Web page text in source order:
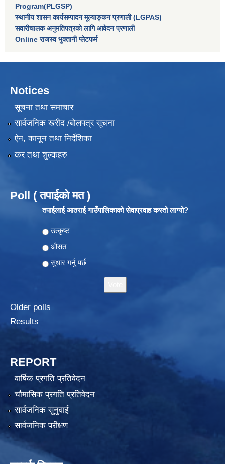
Program(PLGSP)
स्थानीय शासन कार्यसम्पादन मूल्याङ्कन प्रणाली (LGPAS)
सवारीचालक अनुमतिपत्रको लागि आवेदन प्रणाली
Online राजस्व भुक्तानी प्लेटफर्म
Notices
सूचना तथा समाचार
सार्वजनिक खरीद /बोलपत्र सूचना
ऐन, कानून तथा निर्देशिका
कर तथा शुल्कहरु
Poll ( तपाईको मत )
तपाईलाई आठराई गाउँपालिकाको सेवाप्रवाह कस्तो लाग्यो?
Choices
उत्कृष्ट
औसत
सुधार गर्नु पर्छ
Older polls
Results
REPORT
वार्षिक प्रगति प्रतिवेदन
चौमासिक प्रगति प्रतिवेदन
सार्वजनिक सुनुवाई
सार्वजनिक परीक्षण